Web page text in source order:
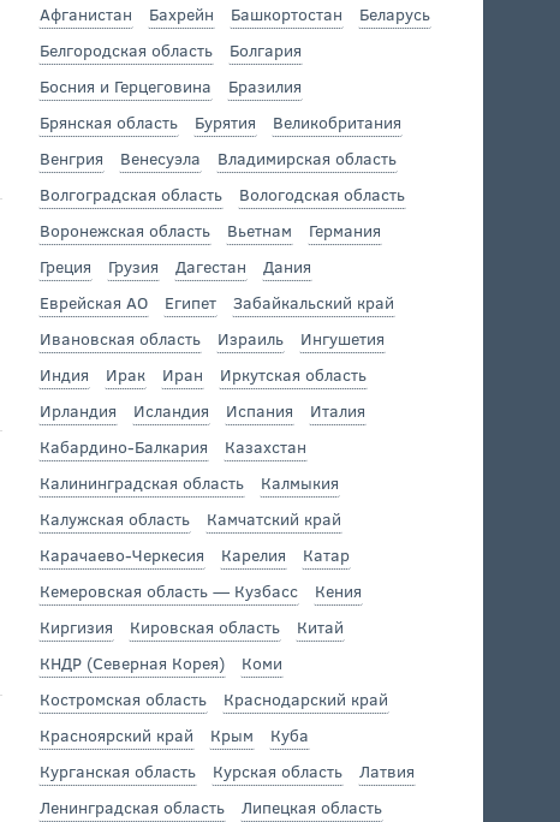
Афганистан
Бахрейн Башкортостан
Беларусь
Белгородская область
Болгария
Босния и Герцеговина
Бразилия
Брянская область
Бурятия
Великобритания
Венгрия
Венесуэла
Владимирская область
Волгоградская область
Вологодская область
Воронежская область
Вьетнам
Германия
Греция
Грузия Дагестан
Дания
Еврейская АО
Египет
Забайкальский край
Ивановская область
Израиль
Ингушетия
Индия
Ирак Иран
Иркутская область
Ирландия
Исландия Испания
Италия
Кабардино-Балкария
Казахстан
Калининградская область
Калмыкия
Калужская область
Камчатский край
Карачаево-Черкесия
Карелия
Катар
Кемеровская область — Кузбасс
Кения
Киргизия
Кировская область
Китай
КНДР (Северная Корея)
Коми
Костромская область
Краснодарский край
Красноярский край
Крым
Куба
Курганская область
Курская область
Латвия
Ленинградская область
Липецкая область